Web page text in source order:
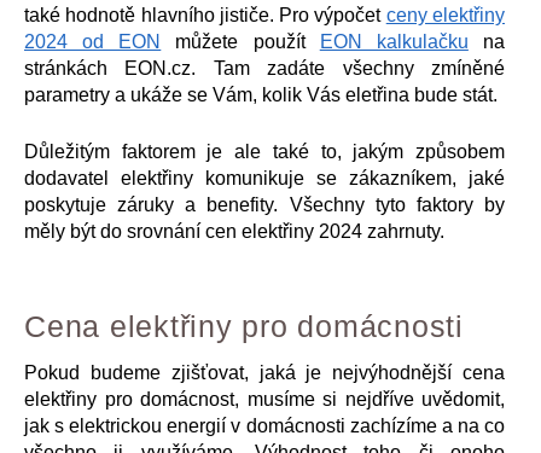
také hodnotě hlavního jističe. Pro výpočet ceny elektřiny
2024 od EON
můžete použít EON kalkulačku na
stránkách EON.cz. Tam zadáte všechny zmíněné
parametry a ukáže se Vám, kolik Vás eletřina bude stát.
Důležitým faktorem je ale také to, jakým způsobem
dodavatel elektřiny komunikuje se zákazníkem, jaké
poskytuje záruky a benefity. Všechny tyto faktory by
měly být do srovnání cen elektřiny 2024 zahrnuty.
Cena elektřiny pro domácnosti
Pokud budeme zjišťovat, jaká je nejvýhodnější cena
elektřiny pro domácnost, musíme si nejdříve uvědomit,
jak s elektrickou energií v domácnosti zachízíme a na co